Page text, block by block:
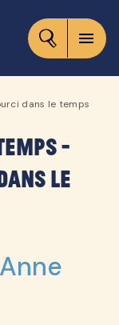
menu
dans le temps
-
le
Anne